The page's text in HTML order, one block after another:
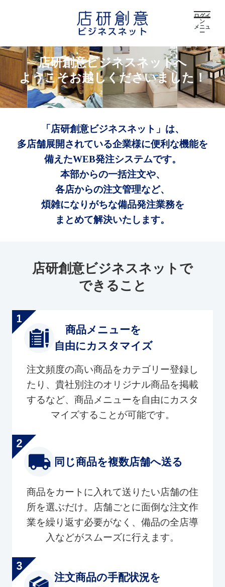
ログイ
ン
メニュ
ー
店研創意ビジネスネットへ
ようこそお越しくださいました！
「店研創意ビジネスネット」は、
多店舗展開されている企業様に便利な機能を
備えたWEB発注システムです。
本部からの一括注文や、
各店からの注文管理など、
煩雑になりがちな備品発注業務を
まとめて解決いたします。
店研創意ビジネスネットで
できること
商品メニューを
自由にカスタマイズ
注文頻度の高い商品をカテゴリー登録し
たり、貴社別注のオリジナル商品を掲載
するなど、商品メニューを自由にカスタ
マイズすることが可能です。
同じ商品を複数店舗へ送る
商品をカートに入れて送りたい店舗の住
所を選ぶだけ。店舗ごとに面倒な注文作
業を繰り返す必要がなく、備品の全店導
入などがスムーズに行えます。
注文商品の手配状況を